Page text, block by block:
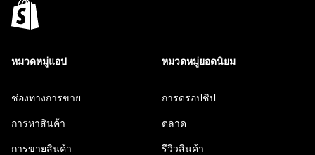
หมวดหมู่แอป
ช่องทางการขาย
การหาสินค้า
การขายสินค้า
หมวดหมู่ยอดนิยม
การดรอปชิป
ตลาด
รีวิวสินค้า